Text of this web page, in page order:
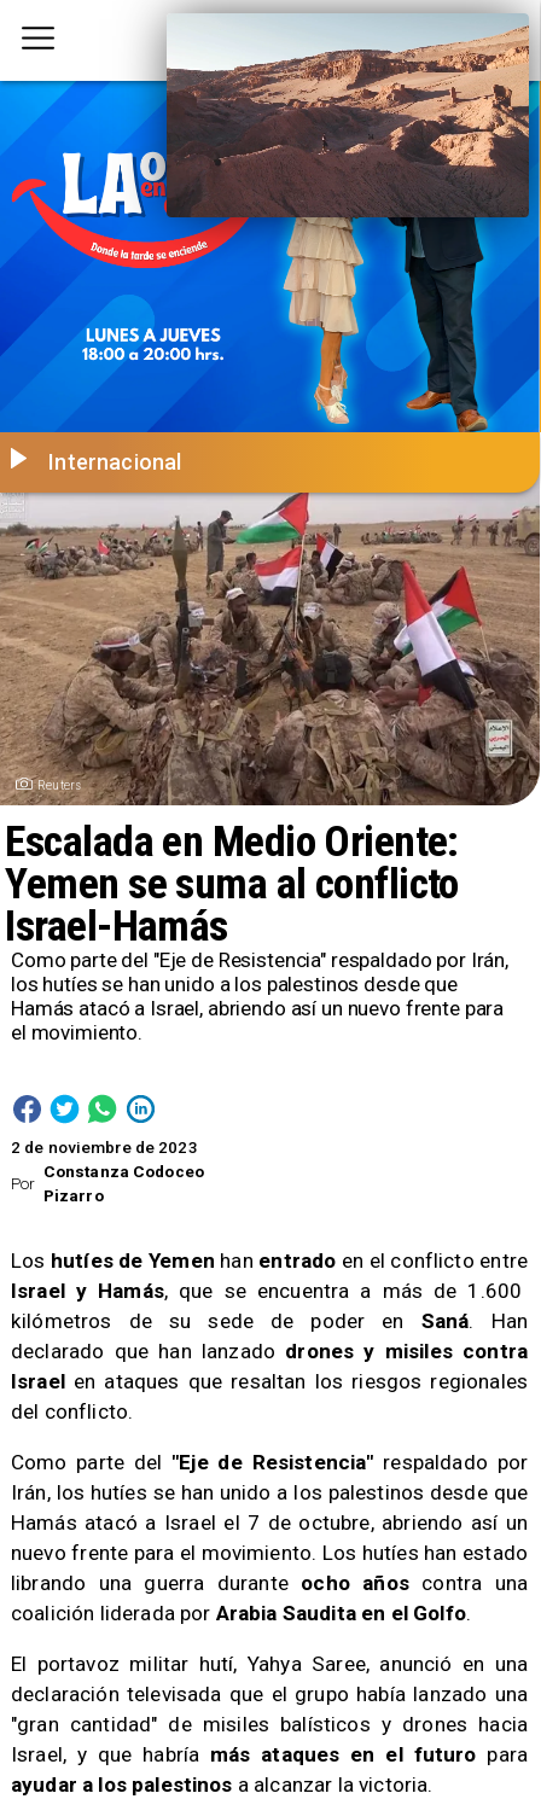
Reuters
Por
Constanza Codoceo
Pizarro
Escalada en Medio Oriente:
Yemen se suma al conflicto
Israel-Hamás
Internacional
2 de noviembre de 2023
Como parte del "Eje de Resistencia" respaldado por Irán,
los hutíes se han unido a los palestinos desde que
Hamás atacó a Israel, abriendo así un nuevo frente para
el movimiento.
Los hutíes de Yemen han entrado en el conflicto entre
Israel y Hamás, que se encuentra a más de 1.600
kilómetros de su sede de poder en Saná. Han
declarado que han lanzado drones y misiles contra
Israel en ataques que resaltan los riesgos regionales
del conflicto.
Como parte del "Eje de Resistencia" respaldado por
Irán, los hutíes se han unido a los palestinos desde que
Hamás atacó a Israel el 7 de octubre, abriendo así un
nuevo frente para el movimiento. Los hutíes han estado
librando una guerra duranteocho años contra una
coalición liderada por Arabia Saudita en el Golfo.
El portavoz militar hutí, Yahya Saree, anunció en una
declaración televisada que el grupo había lanzado una
"gran cantidad" de misiles balísticos y drones hacia
Israel, y que habría más ataques en el futuro para
ayudar a los palestinos a alcanzar la victoria.